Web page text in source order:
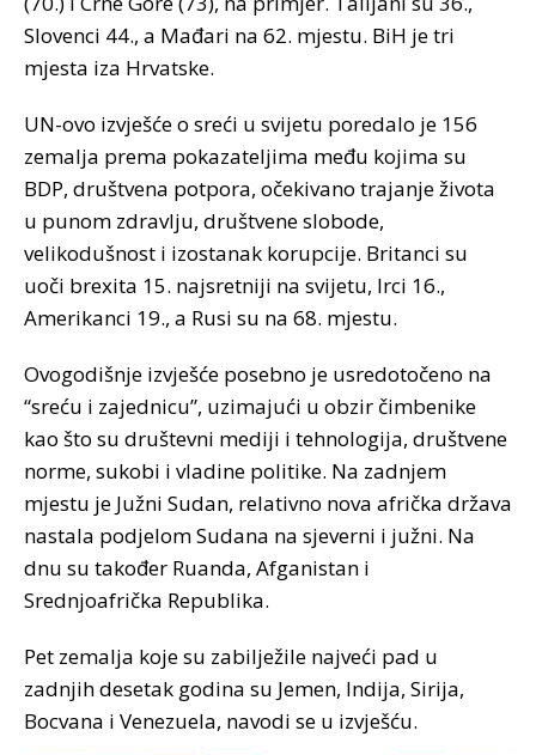
Slovenci 44., a Mađari na 62. mjestu. BiH je tri
mjesta iza Hrvatske.
UN-ovo izvješće o sreći u svijetu poredalo je 156
zemalja prema pokazateljima među kojima su
BDP, društvena potpora, očekivano trajanje života
u punom zdravlju, društvene slobode,
velikodušnost i izostanak korupcije. Britanci su
uoči brexita 15. najsretniji na svijetu, Irci 16.,
Amerikanci 19., a Rusi su na 68. mjestu.
Ovogodišnje izvješće posebno je usredotočeno na
“sreću i zajednicu”, uzimajući u obzir čimbenike
kao što su društevni mediji i tehnologija, društvene
norme, sukobi i vladine politike. Na zadnjem
mjestu je Južni Sudan, relativno nova afrička država
nastala podjelom Sudana na sjeverni i južni. Na
dnu su također Ruanda, Afganistan i
Srednjoafrička Republika.
Pet zemalja koje su zabilježile najveći pad u
zadnjih desetak godina su Jemen, Indija, Sirija,
Bocvana i Venezuela, navodi se u izvješću.